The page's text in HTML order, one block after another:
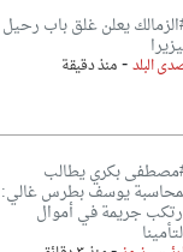
يعلن غلق باب رحيل
البلد-منذ دقيقة
بكري يطالب
يوسف بطرس غالي:
جريمة في أموال